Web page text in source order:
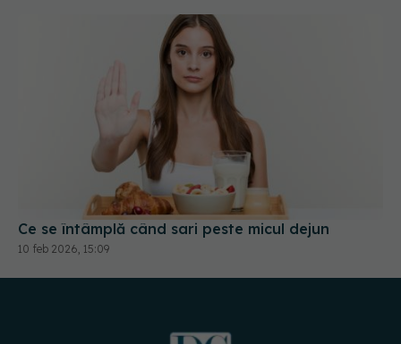
Ce se întâmplă când sari peste micul dejun
10 feb 2026, 15:09